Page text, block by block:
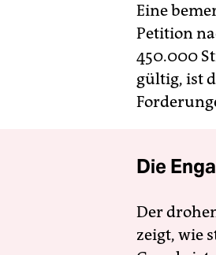
Eine
Petition
450.000
gültig, ist
Die
Der
zeigt, wie